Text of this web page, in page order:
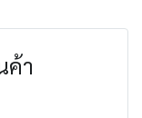
ค้า